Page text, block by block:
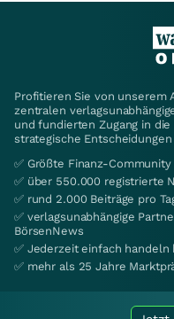
Profitieren Sie von unserem
zentralen
und fundierten Zugang in
strategische
✅ Größte Finanz-
✅ über 550.000 registrierte
✅ rund 2.000 Beiträge pro
✅ verlagsunabhängige
BörsenNews
✅ Jederzeit einfach handeln
✅ mehr als 25 Jahre